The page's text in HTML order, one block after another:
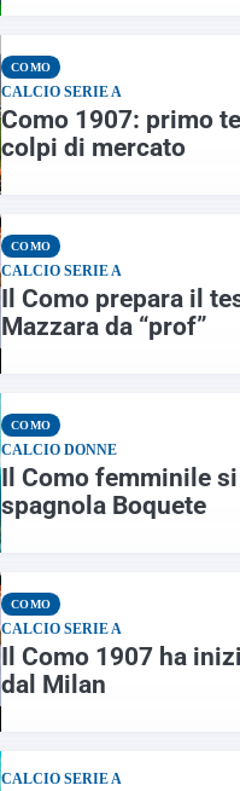
COMO
CALCIO SERIE A
Como 1907: primo
colpi di mercato
COMO
CALCIO SERIE A
Il Como prepara il
Mazzara da “prof”
COMO
CALCIO DONNE
Il Como femminile
spagnola Boquete
COMO
CALCIO SERIE A
Il Como 1907 ha
dal Milan
CALCIO SERIE A